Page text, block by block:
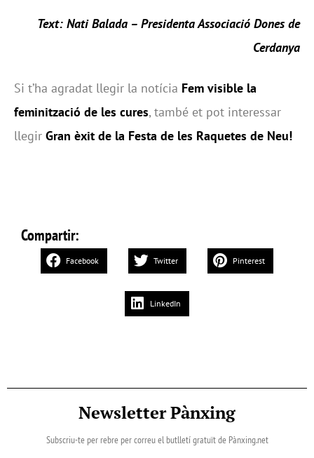
Text: Nati Balada – Presidenta Associació Dones de
Cerdanya
Si t’ha agradat llegir la notícia Fem visible la
feminització de les cures, també et pot interessar
llegir Gran èxit de la Festa de les Raquetes de Neu!
Compartir:
Facebook Twitter Pinterest
LinkedIn
Newsletter Pànxing
Subscriu-te per rebre per correu el butlletí gratuït de Pànxing.net​